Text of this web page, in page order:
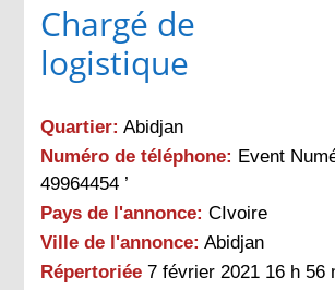
Chargé de
logistique
Quartier: Abidjan
Numéro de téléphone: Event
49964454 ’
Pays de l'annonce: CIvoire
Ville de l'annonce: Abidjan
Répertoriée 7 février 2021 16 h 56